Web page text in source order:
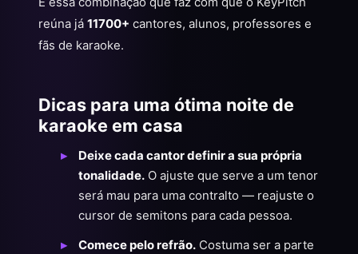
reúna já 11700+ cantores, alunos, professores e
fãs de karaoke.
Dicas para uma ótima noite de
karaoke em casa
Deixe cada cantor definir a sua própria
tonalidade. O ajuste que serve a um tenor
será mau para uma contralto — reajuste o
cursor de semitons para cada pessoa.
Comece pelo refrão. Costuma ser a parte